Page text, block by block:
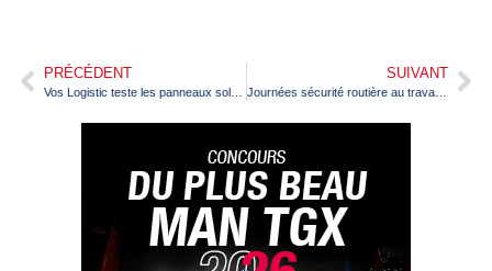
PRÉCÉDENT SUIVANT
Journées sécurité routière au travail : l’implication du groupe Jacky Perrenot